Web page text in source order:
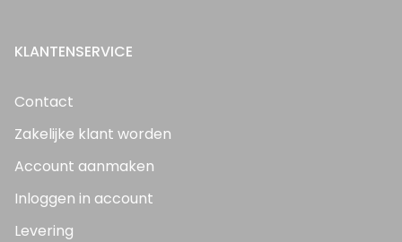
KLANTENSERVICE
Contact
Zakelijke klant worden
Account aanmaken
Inloggen in account
Levering